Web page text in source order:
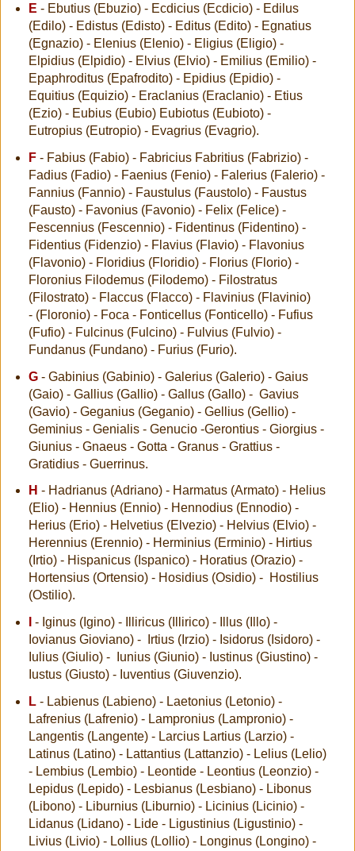
E - Ebutius (Ebuzio) - Ecdicius (Ecdicio) - Edilus
(Edilo) - Edistus (Edisto) - Editus (Edito) - Egnatius
(Egnazio) - Elenius (Elenio) - Eligius (Eligio) -
Elpidius (Elpidio) - Elvius (Elvio) - Emilius (Emilio) -
Epaphroditus (Epafrodito) - Epidius (Epidio) -
Equitius (Equizio) - Eraclanius (Eraclanio) - Etius
(Ezio) - Eubius (Eubio) Eubiotus (Eubioto) -
Eutropius (Eutropio) - Evagrius (Evagrio).
F- Fabius (Fabio) - Fabricius Fabritius (Fabrizio) -
Fadius (Fadio) - Faenius (Fenio) - Falerius (Falerio) -
Fannius (Fannio) - Faustulus (Faustolo) - Faustus
(Fausto) - Favonius (Favonio) - Felix (Felice) -
Fescennius (Fescennio) - Fidentinus (Fidentino) -
Fidentius (Fidenzio) - Flavius (Flavio) - Flavonius
(Flavonio) - Floridius (Floridio) - Florius (Florio) -
Floronius Filodemus (Filodemo) - Filostratus
(Filostrato) - Flaccus (Flacco) - Flavinius (Flavinio)
- (Floronio) - Foca - Fonticellus (Fonticello) - Fufius
(Fufio) - Fulcinus (Fulcino) - Fulvius (Fulvio) -
Fundanus (Fundano) - Furius (Furio).
G- Gabinius (Gabinio) - Galerius (Galerio) - Gaius
(Gaio) - Gallius (Gallio) - Gallus (Gallo) - Gavius
(Gavio) - Geganius (Geganio) - Gellius (Gellio) -
Geminius - Genialis - Genucio -Gerontius - Giorgius -
Giunius - Gnaeus - Gotta - Granus - Grattius -
Gratidius - Guerrinus.
H - Hadrianus (Adriano) - Harmatus (Armato) - Helius
(Elio) - Hennius (Ennio) - Hennodius (Ennodio) -
Herius (Erio) - Helvetius (Elvezio) - Helvius (Elvio) -
Herennius (Erennio) - Herminius (Erminio) - Hirtius
(Irtio) - Hispanicus (Ispanico) - Horatius (Orazio) -
Hortensius (Ortensio) - Hosidius (Osidio) - Hostilius
(Ostilio).
- Iginus (Igino) - Illiricus (Illirico) - Illus (Illo) -
Iovianus Gioviano) - Irtius (Irzio) - Isidorus (Isidoro) -
Iulius (Giulio) - Iunius (Giunio) - Iustinus (Giustino) -
Iustus (Giusto) - Iuventius (Giuvenzio).
L- Labienus (Labieno) - Laetonius (Letonio) -
Lafrenius (Lafrenio) - Lampronius (Lampronio) -
Langentis (Langente) - Larcius Lartius (Larzio) -
Latinus (Latino) - Lattantius (Lattanzio) - Lelius (Lelio)
- Lembius (Lembio) - Leontide - Leontius (Leonzio) -
Lepidus (Lepido) - Lesbianus (Lesbiano) - Libonus
(Libono) - Liburnius (Liburnio) - Licinius (Licinio) -
Lidanus (Lidano) - Lide - Ligustinius (Ligustinio) -
Livius (Livio) - Lollius (Lollio) - Longinus (Longino) -